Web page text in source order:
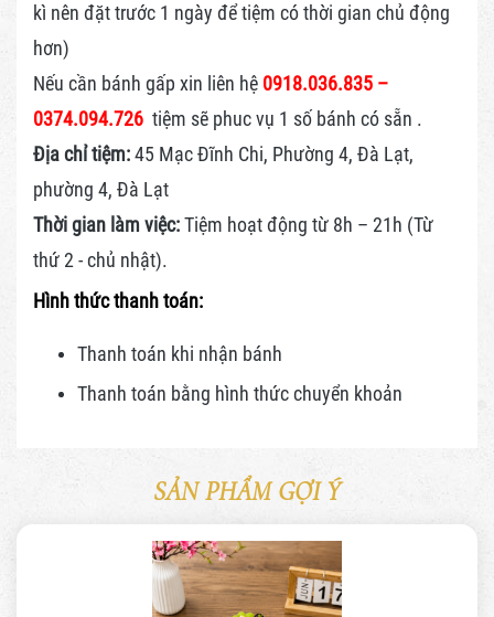
kì nên đặt trước 1 ngày để tiệm có thời gian chủ động
hơn)
Nếu cần bánh gấp xin liên hệ 0918.036.835 –
0374.094.726 tiệm sẽ phuc vụ 1 số bánh có sẵn .
Địa chỉ tiệm:45 Mạc Đĩnh Chi, Phường 4, Đà Lạt,
phường 4, Đà Lạt
Thời gian làm việc:Tiệm hoạt động từ 8h – 21h (Từ
thứ 2 - chủ nhật).
Hình thức thanh toán:
Thanh toán khi nhận bánh
Thanh toán bằng hình thứcchuyển khoản
SẢN PHẨM GỢI Ý